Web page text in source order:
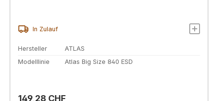
In Zulauf
Hersteller
ATLAS
Modelllinie
Atlas Big Size 840 ESD
Regulärer Preis:
149,28 CHF